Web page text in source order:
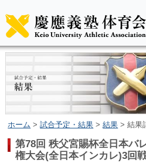
ホーム >試合予定・結果 >結果 > 結果
第78回 秩父宮賜杯全日本バ
権大会(全日本インカレ)3回